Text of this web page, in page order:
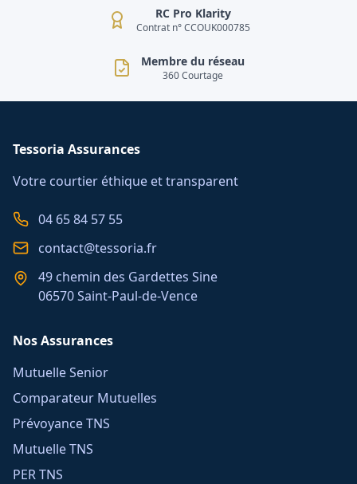
RC Pro Klarity
Contrat n° CCOUK000785
Membre du réseau
360 Courtage
Tessoria Assurances
Votre courtier éthique et transparent
04 65 84 57 55
contact@tessoria.fr
49 chemin des Gardettes Sine
06570 Saint-Paul-de-Vence
Nos Assurances
Mutuelle Senior
Comparateur Mutuelles
Prévoyance TNS
Mutuelle TNS
PER TNS